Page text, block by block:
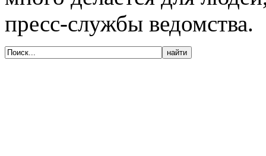
пресс-службы ведомства.